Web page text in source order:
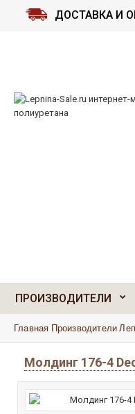
ДОСТАВКА И
ПРОИЗВОДИТЕЛИ
Главная Производители
Молдинг 176-4